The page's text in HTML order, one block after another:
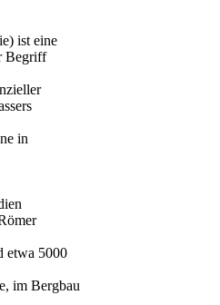
ist eine
Begriff
in
etwa 5000
im Bergbau